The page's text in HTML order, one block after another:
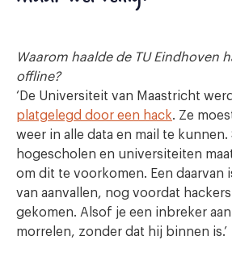
Waarom haalde de TU Eindhoven
offline?
‘De Universiteit van Maastricht
platgelegd door een hack. Ze
weer in alle data en mail te
hogescholen en universiteiten
om dit te voorkomen. Een daarvan
van aanvallen, nog voordat
gekomen. Alsof je een inbreker
morrelen, zonder dat hij binnen is.’